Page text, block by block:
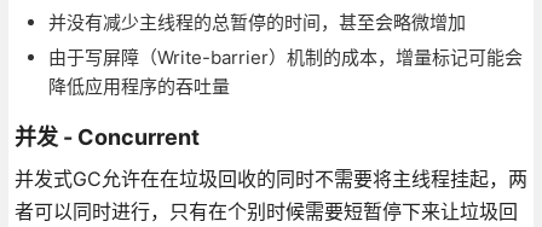
并没有减少主线程的总暂停的时间，甚至会略微增加
由于写屏障（Write-barrier）机制的成本，增量标记可能会
降低应用程序的吞吐量
并发 - Concurrent
并发式GC允许在在垃圾回收的同时不需要将主线程挂起，两
者可以同时进行，只有在个别时候需要短暂停下来让垃圾回